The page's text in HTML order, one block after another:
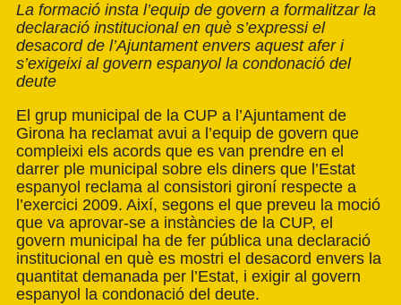
La formació insta l’equip de govern a formalitzar la
declaració institucional en què s’expressi el
desacord de l’Ajuntament envers aquest afer i
s’exigeixi al govern espanyol la condonació del
deute
El grup municipal de la CUP a l’Ajuntament de
Girona ha reclamat avui a l’equip de govern que
compleixi els acords que es van prendre en el
darrer ple municipal sobre els diners que l’Estat
espanyol reclama al consistori gironí respecte a
l’exercici 2009. Així, segons el que preveu la moció
que va aprovar-se a instàncies de la CUP, el
govern municipal ha de fer pública una declaració
institucional en què es mostri el desacord envers la
quantitat demanada per l’Estat, i exigir al govern
espanyol la condonació del deute.